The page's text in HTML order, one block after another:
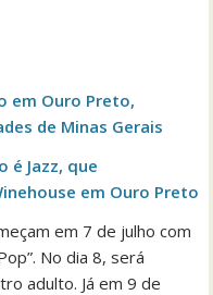
em Ouro Preto,
de Minas Gerais
é Jazz, que
em Ouro Preto
em 7 de julho com
No dia 8, será
adulto. Já em 9 de